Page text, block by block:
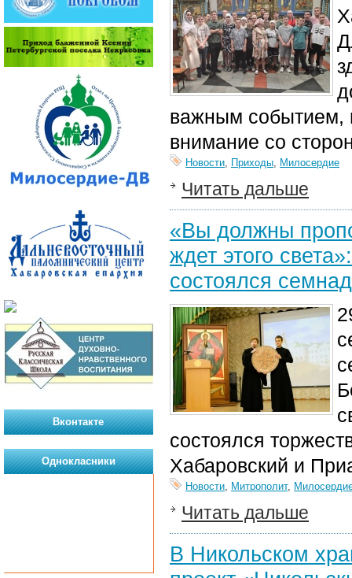
важным событием,
внимание со
Новости, Приходы, Милосердие
Читать дальше
«Вы должны
ждет этого
состоялся
состоялся
Хабаровский и
Новости, Митрополит,
Читать дальше
В Никольском
Вконтакте
Однокласники